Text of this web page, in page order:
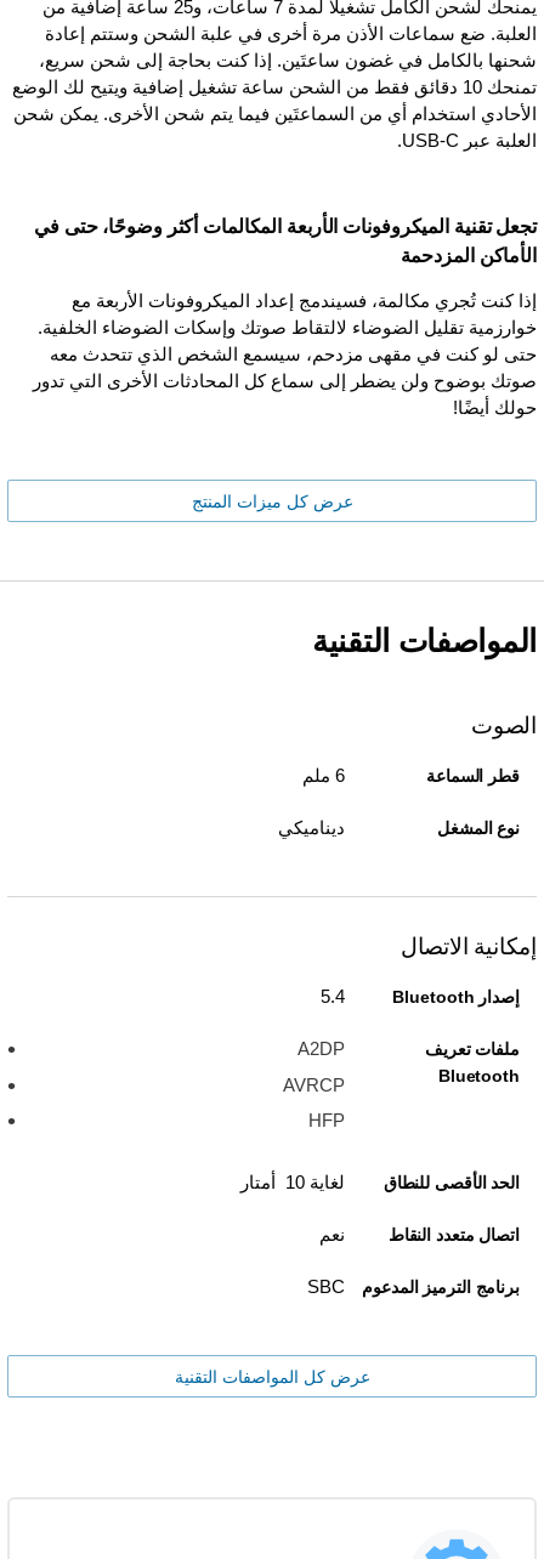
يمنحك لشحن الكامل تشغيلاً لمدة 7 ساعات، و25 ساعة إضافية من
العلبة. ضع سماعات الأذن مرة أخرى في علبة الشحن وستتم إعادة
شحنها بالكامل في غضون ساعتَين. إذا كنت بحاجة إلى شحن سريع،
تمنحك 10 دقائق فقط من الشحن ساعة تشغيل إضافية ويتيح لك الوضع
الأحادي استخدام أي من السماعتَين فيما يتم شحن الأخرى. يمكن شحن
العلبة عبر USB-C.
تجعل تقنية الميكروفونات الأربعة المكالمات أكثر وضوحًا، حتى في
الأماكن المزدحمة
إذا كنت تُجري مكالمة، فسيندمج إعداد الميكروفونات الأربعة مع
خوارزمية تقليل الضوضاء لالتقاط صوتك وإسكات الضوضاء الخلفية.
حتى لو كنت في مقهى مزدحم، سيسمع الشخص الذي تتحدث معه
صوتك بوضوح ولن يضطر إلى سماع كل المحادثات الأخرى التي تدور
حولك أيضًا!
عرض كل ميزات المنتج
المواصفات التقنية
الصوت
قطر السماعة 6 ملم
نوع المشغل ديناميكي
إمكانية الاتصال
إصدار Bluetooth 5.4
ملفات تعريف
Bluetooth
A2DP
AVRCP
HFP
الحد الأقصى للنطاق لغاية 10 أمتار
اتصال متعدد النقاط نعم
برنامج الترميز المدعوم SBC
عرض كل المواصفات التقنية